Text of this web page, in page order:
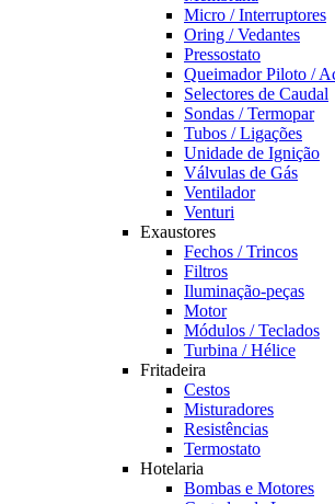
Micro / Interruptores
Oring / Vedantes
Pressostato
Queimador Piloto /
Selectores de Caudal
Sondas / Termopar
Tubos / Ligações
Unidade de Ignição
Válvulas de Gás
Ventilador
Venturi
Exaustores
Fechos / Trincos
Filtros
Iluminação-peças
Motor
Módulos / Teclados
Turbina / Hélice
Fritadeira
Cestos
Misturadores
Resistências
Termostato
Hotelaria
Bombas e Motores